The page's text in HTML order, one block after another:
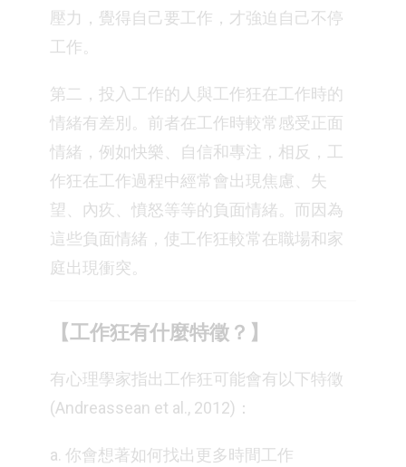
壓力，覺得自己要工作，才強迫自己不停
工作。
第二，投入工作的人與工作狂在工作時的
情緒有差別。前者在工作時較常感受正面
情緒，例如快樂、自信和專注，相反，工
作狂在工作過程中經常會出現焦慮、失
望、內疚、憤怒等等的負面情緒。而因為
這些負面情緒，使工作狂較常在職場和家
庭出現衝突。
【工作狂有什麼特徵？】
有心理學家指出工作狂可能會有以下特徵
(Andreassean et al., 2012)：
a. 你會想著如何找出更多時間工作